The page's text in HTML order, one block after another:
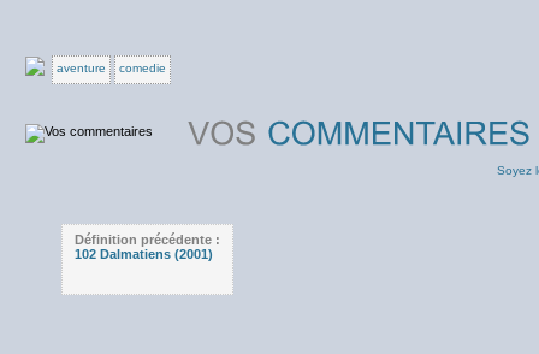
aventure comedie
Soyez
Définition précédente :
102 Dalmatiens (2001)